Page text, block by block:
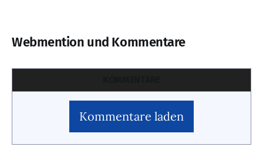
Webmention und Kommentare
Kommentare laden